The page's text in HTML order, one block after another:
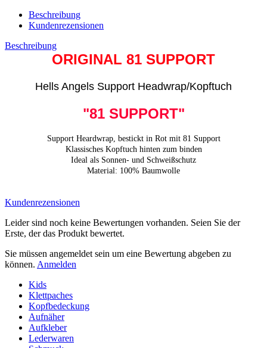
Beschreibung
Kundenrezensionen
Beschreibung
ORIGINAL 81 SUPPORT
Hells Angels Support Headwrap/Kopftuch
"81 SUPPORT"
Support Heardwrap, bestickt in Rot mit 81 Support
Klassisches Kopftuch hinten zum binden
Ideal als Sonnen- und Schweißschutz
Material: 100% Baumwolle
Kundenrezensionen
Leider sind noch keine Bewertungen vorhanden. Seien Sie der
Erste, der das Produkt bewertet.
Sie müssen angemeldet sein um eine Bewertung abgeben zu
können. Anmelden
Kids
Klettpaches
Kopfbedeckung
Aufnäher
Aufkleber
Lederwaren